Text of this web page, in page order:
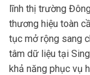
lĩnh thị trường
thương hiệu toàn
tục mở rộng sang
tâm dữ liệu tại
khả năng phục vụ